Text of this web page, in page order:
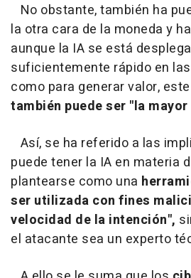
No obstante, también ha
la otra cara de la moneda y
aunque la IA se está
suficientemente rápido en
como para generar valor,
también puede ser "la mayor
Así, se ha referido a las
puede tener la IA en materia
plantearse como una
ser utilizada con fines
velocidad de la intención",
el atacante sea un experto